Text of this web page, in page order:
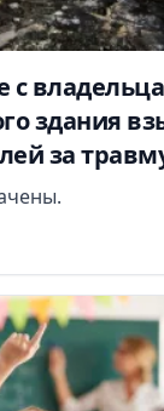
с владельца
здания
за